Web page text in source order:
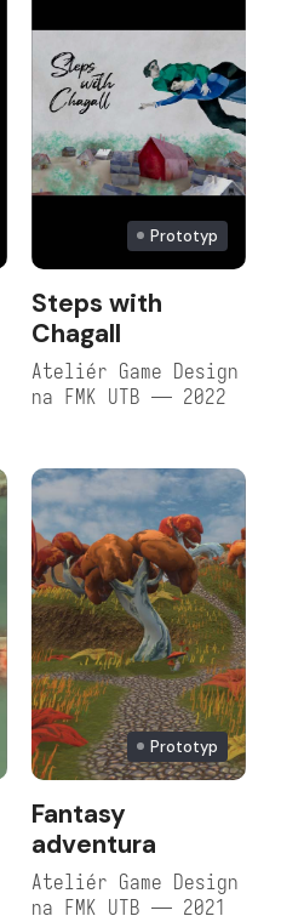
Prototyp
Steps with
Chagall
Ateliér Game Design
na FMK UTB — 2022
Prototyp
Fantasy
adventura
Ateliér Game Design
na FMK UTB — 2021